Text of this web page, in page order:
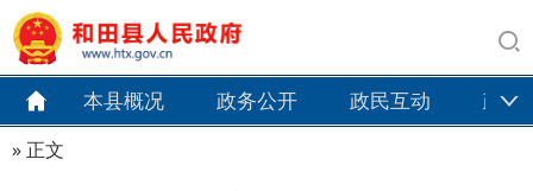
本县概况 政务公开 政民互动 政务
» 正文